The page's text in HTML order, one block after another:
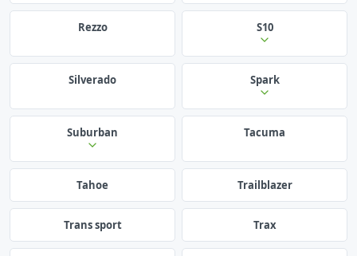
Rezzo S10
Silverado Spark
Suburban Tacuma
Tahoe Trailblazer
Trans sport Trax